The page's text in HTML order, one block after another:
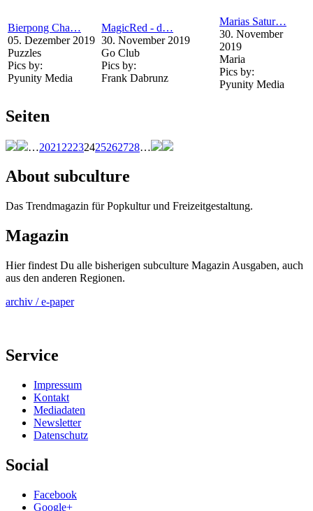
Bierpong Cha…
05. Dezember 2019
Puzzles
Pics by:
Pyunity Media
MagicRed - d…
30. November 2019
Go Club
Pics by:
Frank Dabrunz
Marias Satur…
30. November
2019
Maria
Pics by:
Pyunity Media
Seiten
…2021 22232425262728…
About subculture
Das Trendmagazin für Popkultur und Freizeitgestaltung.
Magazin
Hier findest Du alle bisherigen subculture Magazin Ausgaben, auch
aus den anderen Regionen.
archiv / e-paper
Service
Impressum
Kontakt
Mediadaten
Newsletter
Datenschutz
Social
Facebook
Google+